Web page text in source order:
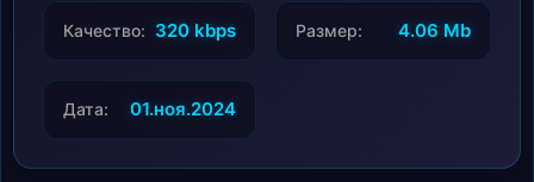
Качество: 320 kbps Размер: 4.06 Mb
Дата: 01.ноя.2024